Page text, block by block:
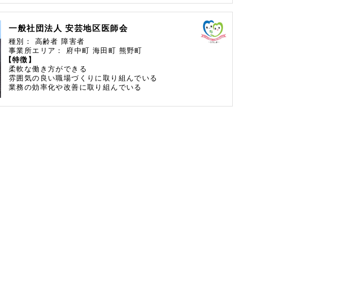
一般社団法人 安芸地区医師会
種別： 高齢者 障害者
事業所エリア：
府中町 海田町 熊野町
【特徴】
柔軟な働き方ができる
雰囲気の良い職場づくりに取り組んでいる
業務の効率化や改善に取り組んでいる